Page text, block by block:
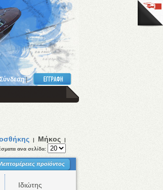
Σύνδεση|
| Μήκος
|
ανα σελίδα:
Λεπτομέρειες προϊόντος
Ιδιώτης